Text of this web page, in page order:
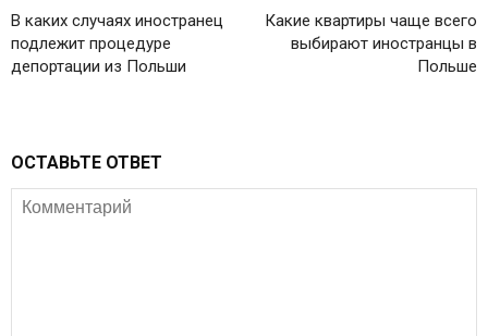
В каких случаях иностранец
подлежит процедуре
депортации из Польши
Какие квартиры чаще всего
выбирают иностранцы в
Польше
ОСТАВЬТЕ ОТВЕТ